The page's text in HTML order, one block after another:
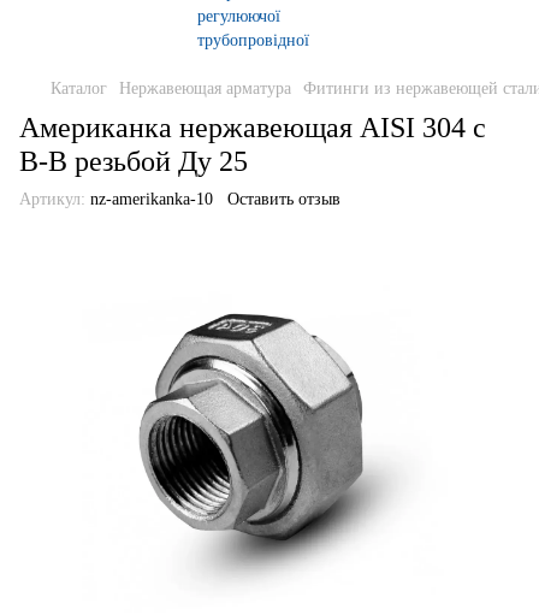
Каталог Нержавеющая арматура Фитинги из нержавеющей
Американка нержавеющая AISI 304 с
В-В резьбой Ду 25
Артикул: nz-amerikanka-10 Оставить отзыв